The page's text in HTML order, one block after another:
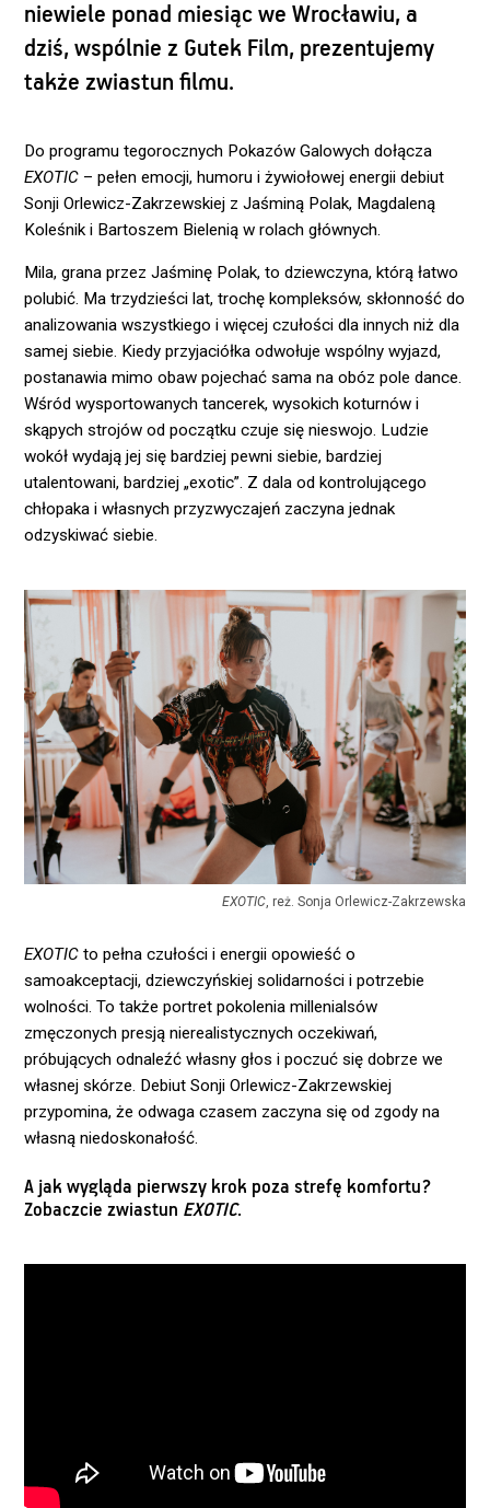
niewiele ponad miesiąc we Wrocławiu, a
dziś, wspólnie z Gutek Film, prezentujemy
także zwiastun filmu.
Do programu tegorocznych Pokazów Galowych dołącza
EXOTIC – pełen emocji, humoru i żywiołowej energii debiut
Sonji Orlewicz-Zakrzewskiej z Jaśminą Polak, Magdaleną
Koleśnik i Bartoszem Bielenią w rolach głównych.
Mila, grana przez Jaśminę Polak, to dziewczyna, którą łatwo
polubić. Ma trzydzieści lat, trochę kompleksów, skłonność do
analizowania wszystkiego i więcej czułości dla innych niż dla
samej siebie. Kiedy przyjaciółka odwołuje wspólny wyjazd,
postanawia mimo obaw pojechać sama na obóz pole dance.
Wśród wysportowanych tancerek, wysokich koturnów i
skąpych strojów od początku czuje się nieswojo. Ludzie
wokół wydają jej się bardziej pewni siebie, bardziej
utalentowani, bardziej „exotic”. Z dala od kontrolującego
chłopaka i własnych przyzwyczajeń zaczyna jednak
odzyskiwać siebie.
EXOTIC, reż. Sonja Orlewicz-Zakrzewska
EXOTIC to pełna czułości i energii opowieść o
samoakceptacji, dziewczyńskiej solidarności i potrzebie
wolności. To także portret pokolenia millenialsów
zmęczonych presją nierealistycznych oczekiwań,
próbujących odnaleźć własny głos i poczuć się dobrze we
własnej skórze. Debiut Sonji Orlewicz-Zakrzewskiej
przypomina, że odwaga czasem zaczyna się od zgody na
własną niedoskonałość.
A jak wygląda pierwszy krok poza strefę komfortu?
Zobaczcie zwiastun EXOTIC.